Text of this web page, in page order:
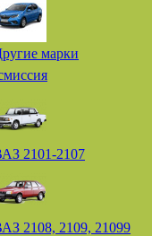
марки
2101-2107
2108, 2109, 21099